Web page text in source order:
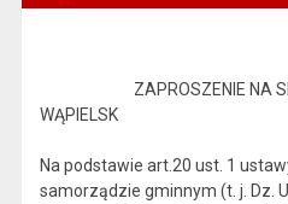
ZAPROSZENIE NA
WĄPIELSK
Na podstawie art.20 ust. 1
samorządzie gminnym (t. j. Dz.